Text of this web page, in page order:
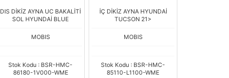
DIS DİKİZ AYNA UC BAKALİTİ
SOL HYUNDAİ BLUE
MOBIS
Stok Kodu : BSR-HMC-
86180-1V000-WME
İÇ DİKİZ AYNA HYUNDAİ
TUCSON 21>
MOBIS
Stok Kodu : BSR-HMC-
85110-L1100-WME